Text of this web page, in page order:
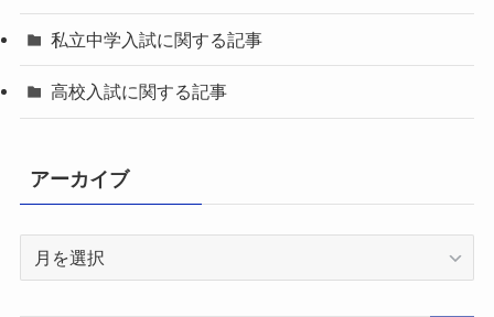
私立中学入試に関する記事
高校入試に関する記事
アーカイブ